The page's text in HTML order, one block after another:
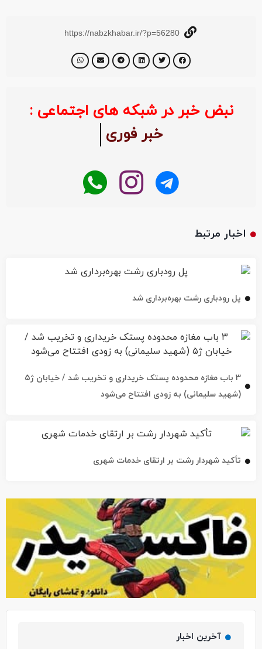
https://nabzkhabar.ir/?p=56280
نبض خبر در شبکه های اجتماعی :
خبر فوری
اخبار مرتبط
پل رودباری رشت بهره‌برداری شد
۳ باب مغازه محدوده پستک خریداری و تخریب شد / خیابان ژ۵
(شهید سلیمانی) به زودی افتتاح می‌شود
تأکید شهردار رشت بر ارتقای خدمات شهری
آخرین اخبار